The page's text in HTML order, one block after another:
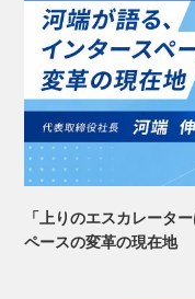
「上りのエスカレータ
ペースの変革の現在地